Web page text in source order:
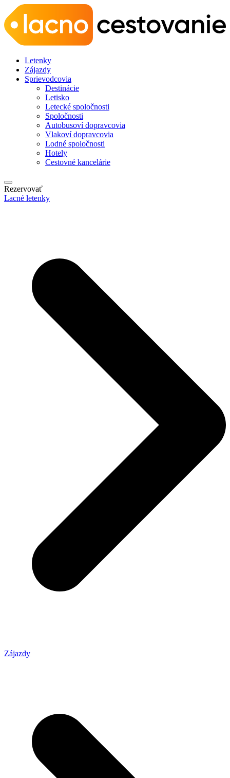
Letenky
Zájazdy
Sprievodcovia
Destinácie
Letisko
Letecké spoločnosti
Spoločnosti
Autobusoví dopravcovia
Vlakoví dopravcovia
Lodné spoločnosti
Hotely
Cestovné kancelárie
Rezervovať
Lacné letenky
Zájazdy